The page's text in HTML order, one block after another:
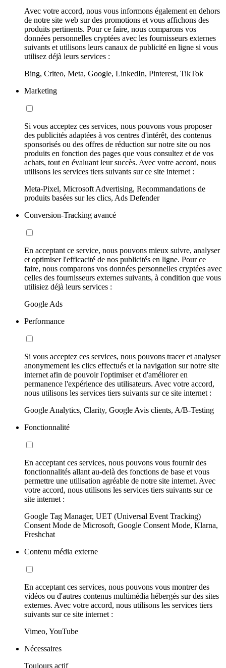
Avec votre accord, nous vous informons également en dehors
de notre site web sur des promotions et vous affichons des
produits pertinents. Pour ce faire, nous comparons vos
données personnelles cryptées avec les fournisseurs externes
suivants et utilisons leurs canaux de publicité en ligne si vous
utilisez déjà leurs services :
Bing, Criteo, Meta, Google, LinkedIn, Pinterest, TikTok
Marketing
Si vous acceptez ces services, nous pouvons vous proposer
des publicités adaptées à vos centres d'intérêt, des contenus
sponsorisés ou des offres de réduction sur notre site ou nos
produits en fonction des pages que vous consultez et de vos
achats, tout en évaluant leur succès. Avec votre accord, nous
utilisons les services tiers suivants sur ce site internet :
Meta-Pixel, Microsoft Advertising, Recommandations de
produits basées sur les clics, Ads Defender
Conversion-Tracking avancé
En acceptant ce service, nous pouvons mieux suivre, analyser
et optimiser l'efficacité de nos publicités en ligne. Pour ce
faire, nous comparons vos données personnelles cryptées avec
celles des fournisseurs externes suivants, à condition que vous
utilisiez déjà leurs services :
Google Ads
Performance
Si vous acceptez ces services, nous pouvons tracer et analyser
anonymement les clics effectués et la navigation sur notre site
internet afin de pouvoir l'optimiser et d'améliorer en
permanence l'expérience des utilisateurs. Avec votre accord,
nous utilisons les services tiers suivants sur ce site internet :
Google Analytics, Clarity, Google Avis clients, A/B-Testing
Fonctionnalité
En acceptant ces services, nous pouvons vous fournir des
fonctionnalités allant au-delà des fonctions de base et vous
permettre une utilisation agréable de notre site internet. Avec
votre accord, nous utilisons les services tiers suivants sur ce
site internet :
Google Tag Manager, UET (Universal Event Tracking)
Consent Mode de Microsoft, Google Consent Mode, Klarna,
Freshchat
Contenu média externe
En acceptant ces services, nous pouvons vous montrer des
vidéos ou d'autres contenus multimédia hébergés sur des sites
externes. Avec votre accord, nous utilisons les services tiers
suivants sur ce site internet :
Vimeo, YouTube
Nécessaires
Toujours actif